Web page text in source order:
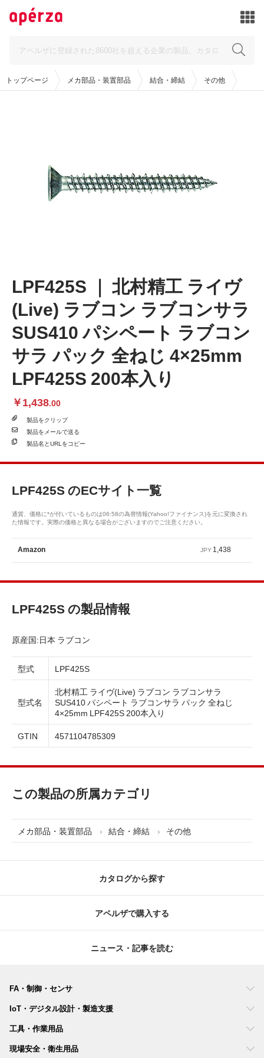
トップページ メカ部品・装置部品 結合・締結 その他
LPF425S ｜ 北村精工 ライヴ
(Live) ラブコン ラブコンサラ
SUS410 パシペート ラブコン
サラ パック 全ねじ 4×25mm
LPF425S 200本入り
￥1,438.00
製品をクリップ
製品を メールで送る
製品名とURLをコピー
LPF425SのECサイト一覧
通貨、価格に*が付いているものは06:58の為替情報(Yahoo!ファイナンス)を元に変換され
た情報です。実際の価格と異なる場合がございますのでご注意ください。
Amazon JPY 1,438
LPF425S の製品情報
原産国:日本 ラブコン
型式 LPF425S
型式名
北村精工 ライヴ(Live) ラブコン ラブコンサラ
SUS410 パシペート ラブコンサラ パック 全ねじ
4×25mm LPF425S 200本入り
GTIN
4571104785309
この製品の所属カテゴリ
メカ部品・装置部品 結合・締結 その他
カタログから探す
アペルザで購入する
ニュース・記事を読む
FA・制御・センサ
IoT・デジタル設計・製造支援
工具・作業用品
現場安全・衛生用品